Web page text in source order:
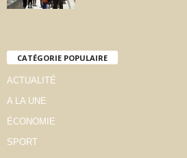
CATÉGORIE POPULAIRE
ACTUALITÉ
A LA UNE
ÉCONOMIE
SPORT